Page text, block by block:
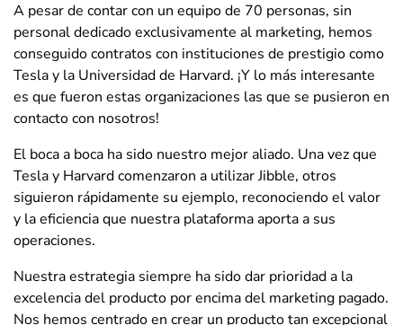
A pesar de contar con un equipo de 70 personas, sin
personal dedicado exclusivamente al marketing, hemos
conseguido contratos con instituciones de prestigio como
Tesla y la Universidad de Harvard. ¡Y lo más interesante
es que fueron estas organizaciones las que se pusieron en
contacto con nosotros!
El boca a boca ha sido nuestro mejor aliado. Una vez que
Tesla y Harvard comenzaron a utilizar Jibble, otros
siguieron rápidamente su ejemplo, reconociendo el valor
y la eficiencia que nuestra plataforma aporta a sus
operaciones.
Nuestra estrategia siempre ha sido dar prioridad a la
excelencia del producto por encima del marketing pagado.
Nos hemos centrado en crear un producto tan excepcional